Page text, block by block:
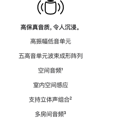
高保真音质，令人沉浸。
高振幅低音单元
五高音单元波束成形阵列
空间音频脚
¹
室内空间感应
支持立体声组合脚
²
多房间音频脚
³